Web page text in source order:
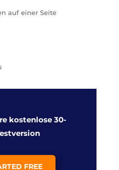
auf einer Seite
kostenlose 30-
FREE